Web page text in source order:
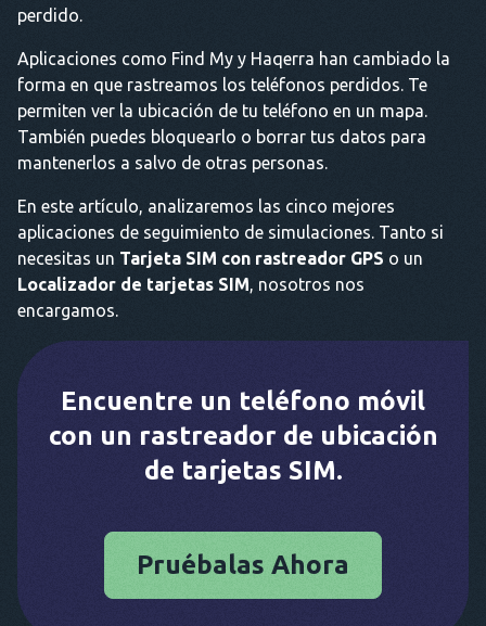
perdido.
Aplicaciones como Find My y Haqerra han cambiado la
forma en que rastreamos los teléfonos perdidos. Te
permiten ver la ubicación de tu teléfono en un mapa.
También puedes bloquearlo o borrar tus datos para
mantenerlos a salvo de otras personas.
En este artículo, analizaremos las cinco mejores
aplicaciones de seguimiento de simulaciones. Tanto si
necesitas un Tarjeta SIM con rastreador GPS o un
Localizador de tarjetas SIM, nosotros nos
encargamos.
Encuentre un teléfono móvil
con un rastreador de ubicación
de tarjetas SIM.
Pruébalas Ahora